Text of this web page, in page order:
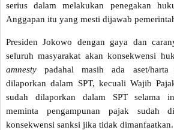
serius dalam melakukan penegakan
Anggapan itu yang mesti dijawab
Presiden Jokowo dengan gaya dan
seluruh masyarakat akan konsekwensi
amnesty padahal masih ada aset/
dilaporkan dalam SPT, kecuali Wajib
sudah dilaporkan dalam SPT selama
meminta pengampunan pajak sudah
konsekwensi sanksi jika tidak dimanfaatkan.